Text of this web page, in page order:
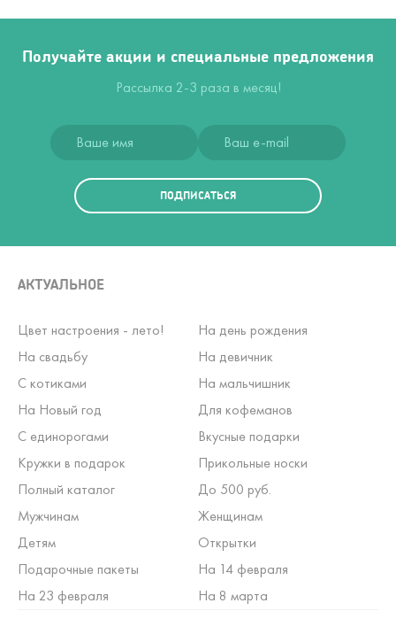
Получайте акции и специальные предложения
Рассылка 2-3 раза в месяц!
ПОДПИСАТЬСЯ
АКТУАЛЬНОЕ
Цвет настроения - лето!
На день рождения
На свадьбу
На девичник
С котиками
На мальчишник
На Новый год
Для кофеманов
С единорогами
Вкусные подарки
Кружки в подарок
Прикольные носки
Полный каталог
До 500 руб.
Мужчинам
Женщинам
Детям
Открытки
Подарочные пакеты
На 14 февраля
На 23 февраля
На 8 марта